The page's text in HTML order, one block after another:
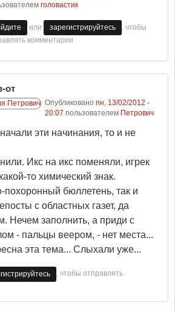
головастик
или зарегистрируйтесь
, чтобы
комментарии
от
Опубликовано пн, 13/02/2012 -
20:07 пользователем Петрович
эти начинания, то и не
Икс на икс поменяли, игрек
то химический знак.
похоронный бюллетень, так и
с областных газет, да
Нечем заполнить, а приди с
- пальцы веером, - нет места...
эта тема... Слыхали уже...
, чтобы отправлять